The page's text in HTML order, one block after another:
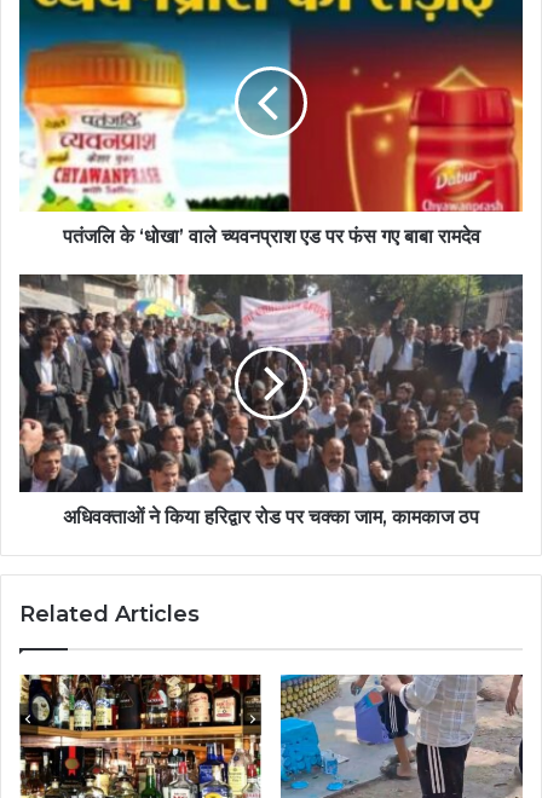
पतंजलि के ‘धोखा’ वाले च्यवनप्राश एड पर फंस गए बाबा रामदेव
अधिवक्ताओं ने किया हरिद्वार रोड पर चक्का जाम, कामकाज ठप
Related Articles